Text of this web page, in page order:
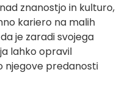
znanostjo in kulturo,
kariero na malih
je zaradi svojega
lahko opravil
njegove predanosti